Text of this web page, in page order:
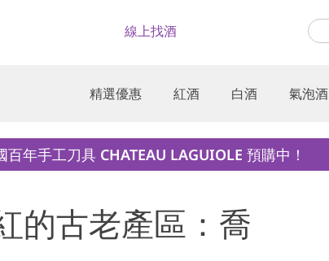
線上找酒
精選優惠 紅酒 白酒 氣泡酒
百年手工刀具 CHATEAU LAGUIOLE 預購中！
的古老產區：喬